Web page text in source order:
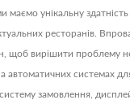
унікальну
ресторанів.
вирішити проблему
автоматичних системах
замовлення,